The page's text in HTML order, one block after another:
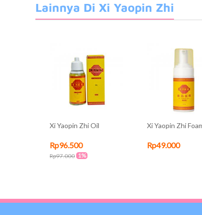
Lainnya Di Xi Yaopin Zhi
Xi Yaopin Zhi Oil
Rp96.500
Rp97.000 1%
Xi Yaopin Zhi
Rp49.000